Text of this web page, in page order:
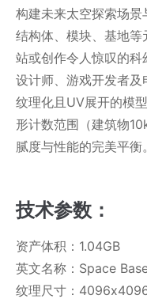
构建未来太空探索场
结构体、模块、基地
站或创作令人惊叹的
设计师、游戏开发者及
纹理化且UV展开的模
形计数范围（建筑物
腻度与性能的完美平衡。
技术参数：
资产体积：1.04GB
英文名称：Space
纹理尺寸：